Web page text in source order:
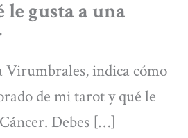
gusta a una
Virumbrales, indica cómo
de mi tarot y qué le
Debes […]